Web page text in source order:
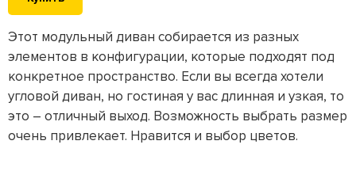
Этот модульный диван собирается из разных
элементов в конфигурации, которые подходят под
конкретное пространство. Если вы всегда хотели
угловой диван, но гостиная у вас длинная и узкая, то
это – отличный выход. Возможность выбрать размер
очень привлекает. Нравится и выбор цветов.